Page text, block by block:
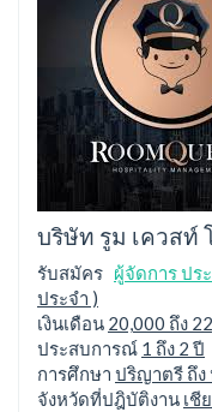
บริษัท รูม เควสท์
รับสมัคร ผู้จัดการ ปร
ประจำ )
เงินเดือน 20,000 ถึง
ประสบการณ์ 1 ถึง 2 ปี
การศึกษา ปริญาตรี ถึง
จังหวัดที่ปฎิบัติงาน เชี